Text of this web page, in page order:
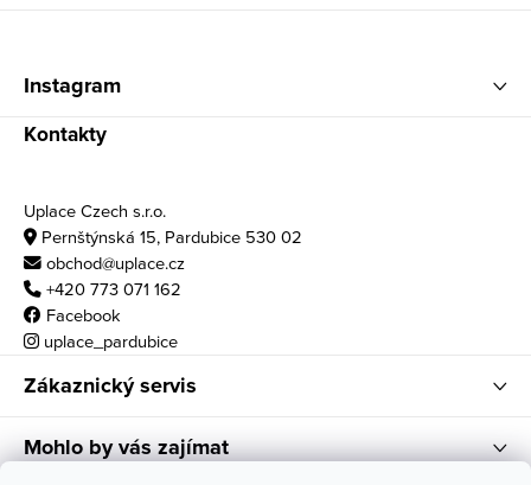
Instagram
Kontakty
Uplace Czech s.r.o.
Pernštýnská 15, Pardubice 530 02
obchod@uplace.cz
+420 773 071 162
Facebook
uplace_pardubice
Zákaznický servis
Mohlo by vás zajímat